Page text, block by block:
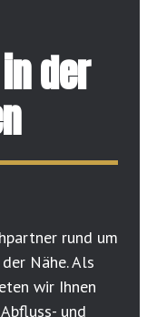
der
rund um
Nähe. Als
wir Ihnen
und